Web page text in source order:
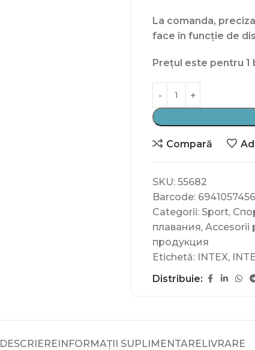
La comanda,
face în funcție de
Prețul este pentru 1
Compară
SKU: 55682
Barcode:
Categorii: Sport,
плавания, Accesorii
продукция
Etichetă: INTEX,
Distribuie:
DESCRIEREINFORMAȚII SUPLIMENTARELIVRARE